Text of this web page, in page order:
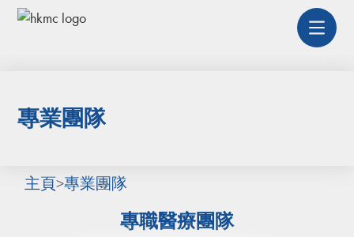
專業團隊
主頁>專業團隊
專職醫療團隊